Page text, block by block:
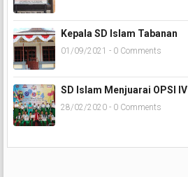
Kepala SD Islam Tabanan
01/09/2021 - 0 Comments
SD Islam Menjuarai OPSI IV
28/02/2020 - 0 Comments